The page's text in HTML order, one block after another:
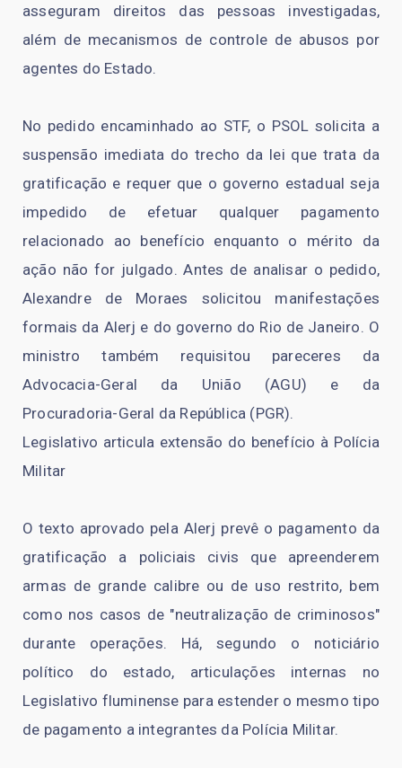
asseguram direitos das pessoas investigadas,
além de mecanismos de controle de abusos por
agentes do Estado.
No pedido encaminhado ao STF, o PSOL solicita a
suspensão imediata do trecho da lei que trata da
gratificação e requer que o governo estadual seja
impedido de efetuar qualquer pagamento
relacionado ao benefício enquanto o mérito da
ação não for julgado. Antes de analisar o pedido,
Alexandre de Moraes solicitou manifestações
formais da Alerj e do governo do Rio de Janeiro. O
ministro também requisitou pareceres da
Advocacia-Geral da União (AGU) e da
Procuradoria-Geral da República (PGR).
Legislativo articula extensão do benefício à Polícia
Militar
O texto aprovado pela Alerj prevê o pagamento da
gratificação a policiais civis que apreenderem
armas de grande calibre ou de uso restrito, bem
como nos casos de "neutralização de criminosos"
durante operações. Há, segundo o noticiário
político do estado, articulações internas no
Legislativo fluminense para estender o mesmo tipo
de pagamento a integrantes da Polícia Militar.